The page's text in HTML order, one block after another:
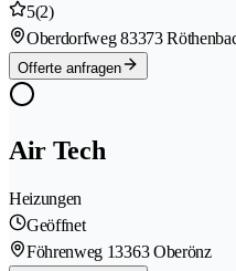
5(2)
Oberdorfweg 83373
Offerte anfragen
Air Tech
Heizungen
Geöffnet
Föhrenweg 13363 Oberönz